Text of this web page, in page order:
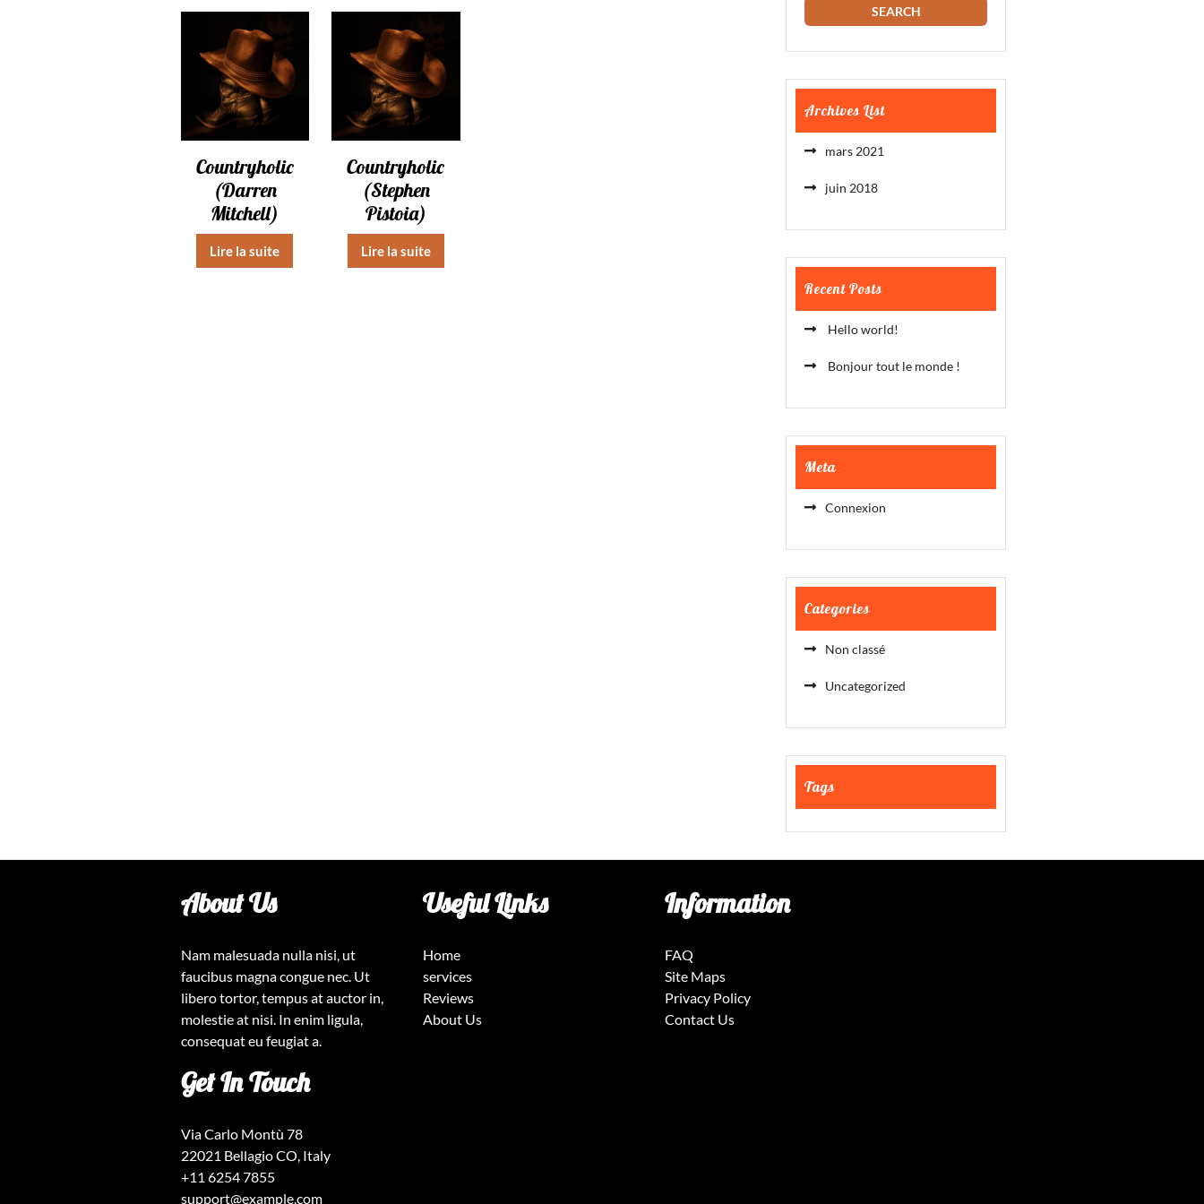
Countryholic
(Darren
Mitchell)
Lire la suite
Countryholic
(Stephen
Pistoia)
Lire la suite
Archives List
mars 2021
juin 2018
Recent Posts
Hello world!
Bonjour tout le monde !
Meta
Connexion
Categories
Non classé
Uncategorized
Tags
About Us
Nam malesuada nulla nisi, ut
faucibus magna congue nec. Ut
libero tortor, tempus at auctor in,
molestie at nisi. In enim ligula,
consequat eu feugiat a.
Useful Links
Home
services
Reviews
About Us
Information
FAQ
Site Maps
Privacy Policy
Contact Us
Get In Touch
Via Carlo Montù 78
22021 Bellagio CO, Italy
+11 6254 7855
support@example.com